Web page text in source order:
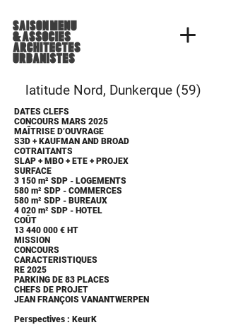
latitude Nord, Dunkerque (59)
DATES CLEFS
CONCOURS MARS 2025
MAÎTRISE D’OUVRAGE
S3D + KAUFMAN AND BROAD
COTRAITANTS
SLAP + MBO + ETE + PROJEX
SURFACE
3 150 m² SDP - LOGEMENTS
580 m² SDP - COMMERCES
580 m² SDP - BUREAUX
4 020 m² SDP - HOTEL
COÛT
13 440 000 € HT
MISSION
CONCOURS
CARACTERISTIQUES
RE 2025
PARKING DE 83 PLACES
CHEFS DE PROJET
JEAN FRANÇOIS VANANTWERPEN
Perspectives : KeurK